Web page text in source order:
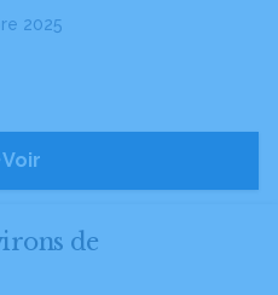
2025
Voir
de